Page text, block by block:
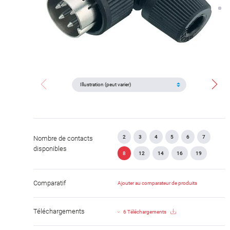
Nombre de contacts
disponibles
2 3 4 5 6 7
8 12 14 16 19
Comparatif Ajouter au comparateur de produits
Téléchargements 6 Téléchargements